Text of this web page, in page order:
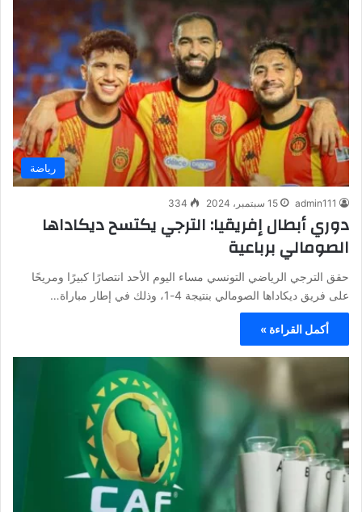
رياضة
admin111 15 سبتمبر، 2024 334
دوري أبطال إفريقيا: الترجي يكتسح ديكاداها
الصومالي برباعية
حقق الترجي الرياضي التونسي مساء اليوم الأحد انتصارًا كبيرًا ومريحًا
على فريق ديكاداها الصومالي بنتيجة 4-1، وذلك في إطار مباراة…
أكمل القراءة »